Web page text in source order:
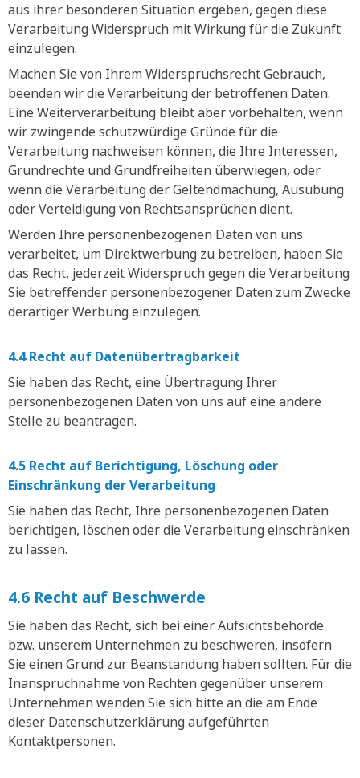
aus ihrer besonderen Situation ergeben, gegen diese
Verarbeitung Widerspruch mit Wirkung für die Zukunft
einzulegen.
Machen Sie von Ihrem Widerspruchsrecht Gebrauch,
beenden wir die Verarbeitung der betroffenen Daten.
Eine Weiterverarbeitung bleibt aber vorbehalten, wenn
wir zwingende schutzwürdige Gründe für die
Verarbeitung nachweisen können, die Ihre Interessen,
Grundrechte und Grundfreiheiten überwiegen, oder
wenn die Verarbeitung der Geltendmachung, Ausübung
oder Verteidigung von Rechtsansprüchen dient.
Werden Ihre personenbezogenen Daten von uns
verarbeitet, um Direktwerbung zu betreiben, haben Sie
das Recht, jederzeit Widerspruch gegen die Verarbeitung
Sie betreffender personenbezogener Daten zum Zwecke
derartiger Werbung einzulegen.
4.4 Recht auf Datenübertragbarkeit
Sie haben das Recht, eine Übertragung Ihrer
personenbezogenen Daten von uns auf eine andere
Stelle zu beantragen.
4.5 Recht auf Berichtigung, Löschung oder
Einschränkung der Verarbeitung
Sie haben das Recht, Ihre personenbezogenen Daten
berichtigen, löschen oder die Verarbeitung einschränken
zu lassen.
4.6 Recht auf Beschwerde
Sie haben das Recht, sich bei einer Aufsichtsbehörde
bzw. unserem Unternehmen zu beschweren, insofern
Sie einen Grund zur Beanstandung haben sollten. Für die
Inanspruchnahme von Rechten gegenüber unserem
Unternehmen wenden Sie sich bitte an die am Ende
dieser Datenschutzerklärung aufgeführten
Kontaktpersonen.